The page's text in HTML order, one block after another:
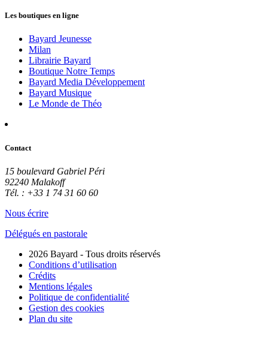
Les boutiques en ligne
Bayard Jeunesse
Milan
Librairie Bayard
Boutique Notre Temps
Bayard Media Développement
Bayard Musique
Le Monde de Théo
Contact
15 boulevard Gabriel Péri
92240 Malakoff
Tél. : +33 1 74 31 60 60
Nous écrire
Délégués en pastorale
2026 Bayard - Tous droits réservés
Conditions d’utilisation
Crédits
Mentions légales
Politique de confidentialité
Gestion des cookies
Plan du site